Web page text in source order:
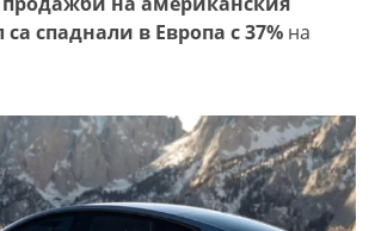
спаднали в Европа с 37% на